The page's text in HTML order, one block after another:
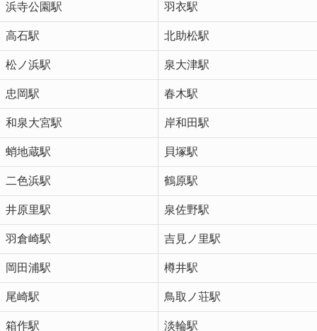
浜寺公園駅 羽衣駅
高石駅 北助松駅
松ノ浜駅 泉大津駅
忠岡駅 春木駅
和泉大宮駅 岸和田駅
蛸地蔵駅 貝塚駅
二色浜駅 鶴原駅
井原里駅 泉佐野駅
羽倉崎駅 吉見ノ里駅
岡田浦駅 樽井駅
尾崎駅 鳥取ノ荘駅
箱作駅 淡輪駅